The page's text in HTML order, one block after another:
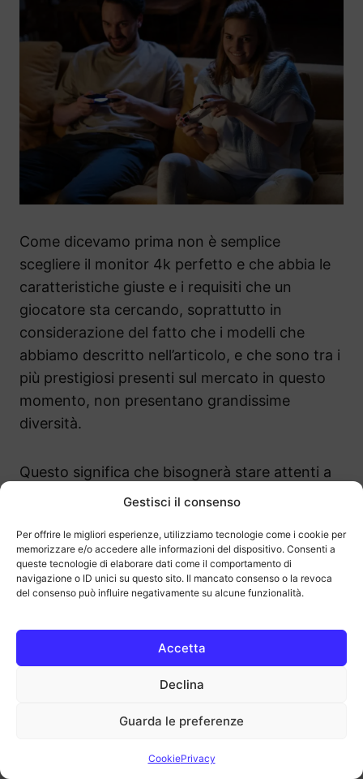
Gestisci il consenso
Per offrire le migliori esperienze, utilizziamo tecnologie come i cookie per
memorizzare e/o accedere alle informazioni del dispositivo. Consenti a
queste tecnologie di elaborare dati come il comportamento di
navigazione o ID unici su questo sito. Il mancato consenso o la revoca
del consenso può influire negativamente su alcune funzionalità.
Accetta
Declina
Guarda le preferenze
CookiePrivacy
Come dicevamo prima non è semplice
scegliere il monitor 4k perfetto e che abbia le
caratteristiche giuste e i requisiti che un
giocatore sta cercando, soprattutto in
considerazione del fatto che i modelli che
abbiamo descritto nell’articolo, e che sono tra i
più prestigiosi presenti sul mercato in questo
momento, non presentano grandissime
diversità.
Questo significa che bisognerà stare attenti a
determinati particolari che possono sembrare
Innanzitutto sarà il caso di prendere
seriamente in considerazione la tecnologia
tante tipologie di monitor. Questa tecnologia è
assolutamente rilevante perché permette a un
giocatore di poter beneficiare di colori vivi e
visione complessiva coerente e credibile.